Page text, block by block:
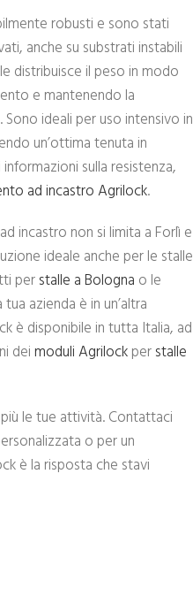
robusti e sono stati
anche su substrati instabili
distribuisce il peso in modo
e mantenendo la
ideali per uso intensivo in
un’ottima tenuta in
sulla resistenza,
ad incastro Agrilock.
incastro non si limita a Forlì e
ideale anche per le stalle
perstalle a Bologna o le
tua azienda è in un’altra
è disponibile in tutta Italia, ad
deimoduli Agrilockperstalle
le tue attività. Contattaci
o per un
è la risposta che stavi